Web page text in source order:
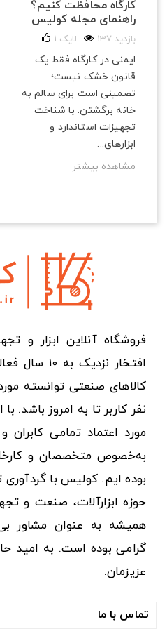
کارگاه محافظت کنیم؟
راهنمای مجله کولیس
137 بازدید 1 لایک
ایمنی در کارگاه فقط یک
قانون خشک نیست؛
تضمینی است برای سالم به
خانه برگشتن. با شناخت
تجهیزات استاندارد و
ابزارهای...
مشاهده بیشتر
فروشگاه آنلاین ابزار و
افتخار
نفر کاربر تا به امروز باشد.
مورد اعتماد تمامی کابران
به‌خصوص متخصصان و
بوده ایم. کولیس با
حوزه ابزارآلات، صنعت و
همیشه به عنوان مشاور
گرامی بوده است. به امید
عزیزمان.
تماس با ما